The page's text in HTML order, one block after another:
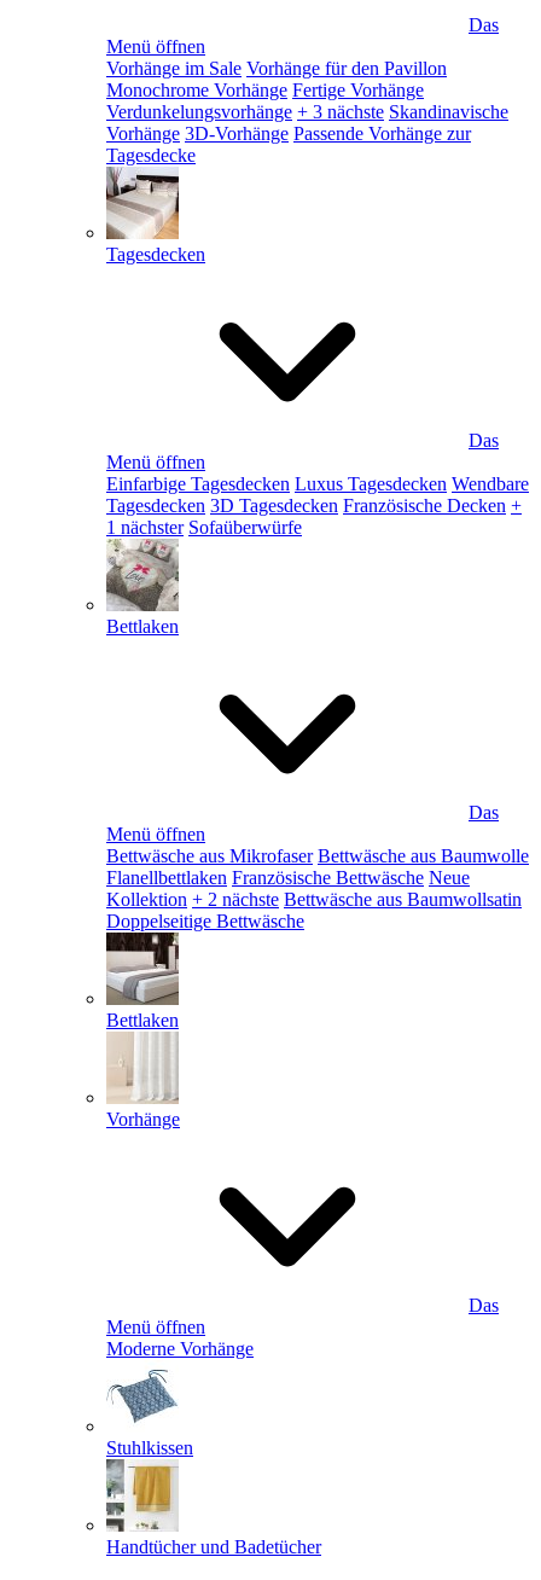
Das
Menü öffnen
Vorhänge im Sale Vorhänge für den Pavillon
Monochrome Vorhänge Fertige Vorhänge
Verdunkelungsvorhänge + 3 nächste Skandinavische
Vorhänge 3D-Vorhänge Passende Vorhänge zur
Tagesdecke
Tagesdecken
Das
Menü öffnen
Einfarbige Tagesdecken Luxus Tagesdecken Wendbare
Tagesdecken 3D Tagesdecken Französische Decken +
1 nächster Sofaüberwürfe
Bettlaken
Das
Menü öffnen
Bettwäsche aus Mikrofaser Bettwäsche aus Baumwolle
Flanellbettlaken Französische Bettwäsche Neue
Kollektion + 2 nächste Bettwäsche aus Baumwollsatin
Doppelseitige Bettwäsche
Bettlaken
Vorhänge
Das
Menü öffnen
Moderne Vorhänge
Stuhlkissen
Handtücher und Badetücher